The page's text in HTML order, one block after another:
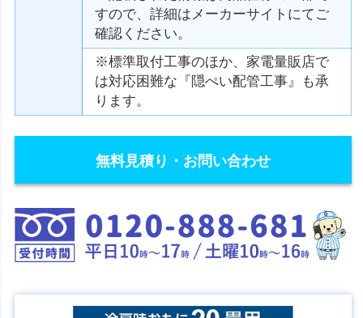
すので、詳細はメーカーサイトにてご
確認ください。
※標準取付工事のほか、家電量販店で
は対応困難な『隠ぺい配管工事』も承
ります。
無料見積り・お問い合わせ